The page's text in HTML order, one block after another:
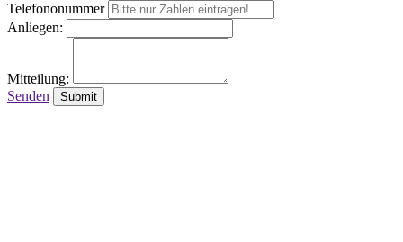
Telefononummer
Anliegen:
Mitteilung:
Senden